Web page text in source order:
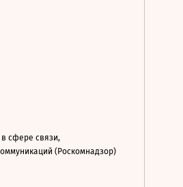
сфере связи,
(Роскомнадзор)